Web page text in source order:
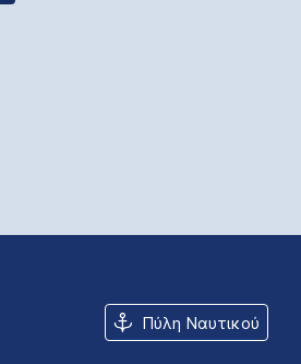
Πύλη Ναυτικού